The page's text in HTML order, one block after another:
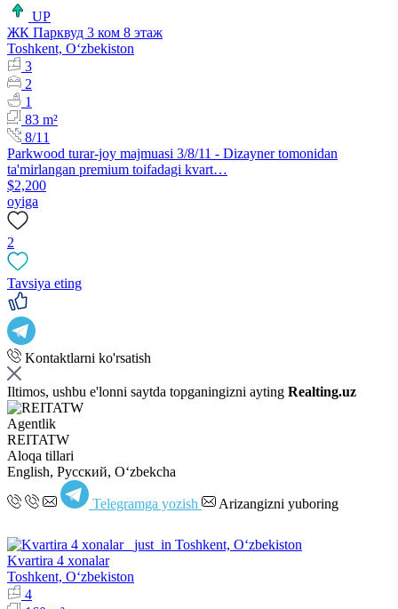
UP
ЖК Парквуд 3 ком 8 этаж
Toshkent, Oʻzbekiston
3
2
1
83 m²
8/11
Parkwood turar-joy majmuasi 3/8/11 - Dizayner tomonidan
ta'mirlangan premium toifadagi kvart…
$2,200
oyiga
2
Tavsiya eting
Kontaktlarni ko'rsatish
Iltimos, ushbu e'lonni saytda topganingizni ayting Realting.uz
Agentlik
REITATW
Aloqa tillari
English, Русский, Oʻzbekcha
Telegramga yozish Arizangizni yuboring
Kvartira 4 xonalar
Toshkent, Oʻzbekiston
4